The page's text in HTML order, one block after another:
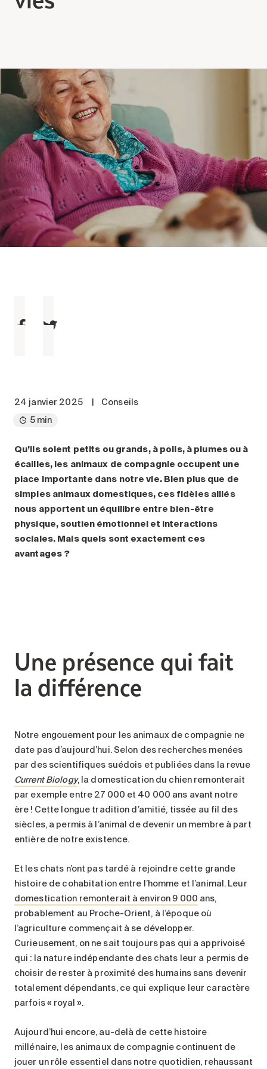
Comprendre la vie en résidence
Les 6 étapes de décision
Votre arrivée en résidence
Témoignages
Ce qui est inclus
Votre appartement
Aires communes
Activités
Commerces intégrés
Services optionnels
Repas
Nos résidences
Emplois
À propos
Nouvelles
FAQ
Rechercher&nbsp;:
24 janvier 2025
Conseils
5 min
Qu’ils soient petits ou grands, à poils, à plumes ou à
écailles, les animaux de compagnie occupent une
place importante dans notre vie. Bien plus que de
simples animaux domestiques, ces fidèles alliés
nous apportent un équilibre entre bien-être
physique, soutien émotionnel et interactions
sociales. Mais quels sont exactement ces
avantages ?
Une présence qui fait
la différence
Notre engouement pour les animaux de compagnie ne
date pas d’aujourd’hui. Selon des recherches menées
par des scientifiques suédois et publiées dans la revue
Current Biology, la domestication du chien remonterait
par exemple entre 27 000 et 40 000 ans avant notre
ère ! Cette longue tradition d’amitié, tissée au fil des
siècles, a permis à l’animal de devenir un membre à part
entière de notre existence.
Et les chats n’ont pas tardé à rejoindre cette grande
histoire de cohabitation entre l’homme et l’animal. Leur
domestication remonterait à environ 9 000 ans,
probablement au Proche-Orient, à l’époque où
l’agriculture commençait à se développer.
Curieusement, on ne sait toujours pas qui a apprivoisé
qui : la nature indépendante des chats leur a permis de
choisir de rester à proximité des humains sans devenir
totalement dépendants, ce qui explique leur caractère
parfois « royal ».
Aujourd’hui encore, au-delà de cette histoire
millénaire, les animaux de compagnie continuent de
jouer un rôle essentiel dans notre quotidien, rehaussant